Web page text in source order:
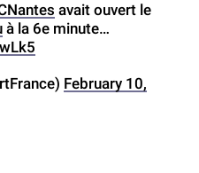
avait ouvert le
à la 6e minute…
February 10,